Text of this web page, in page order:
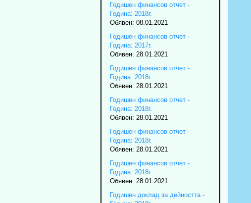
Годишен финансов отчет -
Година: 2018г.
Обявен: 08.01.2021
Годишен финансов отчет -
Година: 2017г.
Обявен: 28.01.2021
Годишен финансов отчет -
Година: 2018г.
Обявен: 28.01.2021
Годишен финансов отчет -
Година: 2018г.
Обявен: 28.01.2021
Годишен финансов отчет -
Година: 2018г.
Обявен: 28.01.2021
Годишен финансов отчет -
Година: 2018г.
Обявен: 28.01.2021
Годишен доклад за дейността -